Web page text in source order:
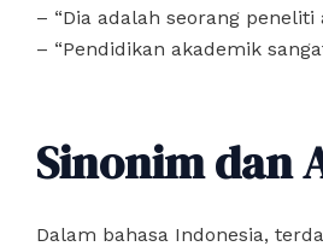
– “Dia adalah seorang
– “Pendidikan akademik
Sinonim dan
Dalam bahasa Indonesia,